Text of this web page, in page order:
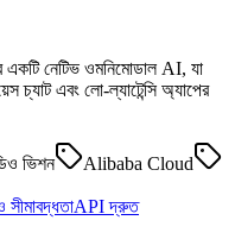
নেটিভ ওমনিমোডাল AI, যা
চ্যাট এবং লো-ল্যাটেন্সি অ্যাপের
ভিশন
Alibaba Cloud
API দ্রুত